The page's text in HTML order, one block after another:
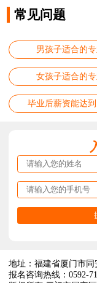
常见问题
男孩子适合的
女孩子适合的
毕业后薪资能达
地址：福建省厦门市同
报名咨询热线：0592-